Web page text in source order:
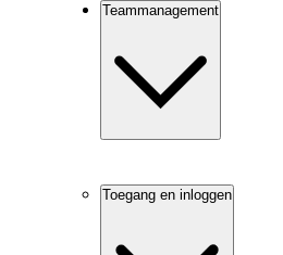
Teammanagement
Toegang en inloggen